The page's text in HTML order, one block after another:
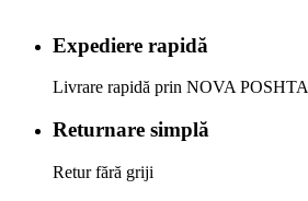
Expediere rapidă
Livrare rapidă prin NOVA POSHTA
Returnare simplă
Retur fără griji